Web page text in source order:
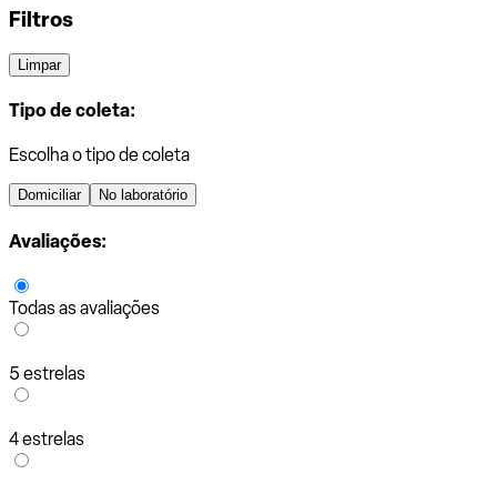
Filtros
Limpar
Tipo de coleta:
Escolha o tipo de coleta
Domiciliar No laboratório
Avaliações:
Todas as avaliações
5 estrelas
4 estrelas